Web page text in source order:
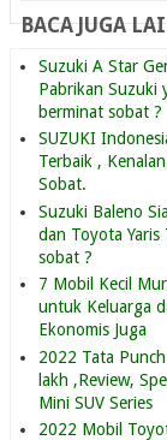
BACA JUGA
Suzuki A Star
Pabrikan Suzuki
berminat sobat ?
SUZUKI
Terbaik ,
Sobat.
Suzuki Baleno
dan Toyota
sobat ?
7 Mobil Kecil
untuk Keluarga
Ekonomis Juga
2022 Tata
lakh ,Review,
Mini SUV Series
2022 Mobil